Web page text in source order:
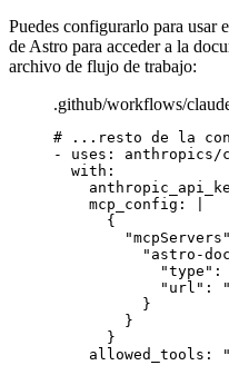
Puedes configurarlo para usar
de Astro para acceder a la
archivo de flujo de trabajo:
.github/workflows/
# ...resto de la
- uses : anthropics/
with :
mcp_config :
{
"astro-
"url":
}
}
}
allowed_tools : "